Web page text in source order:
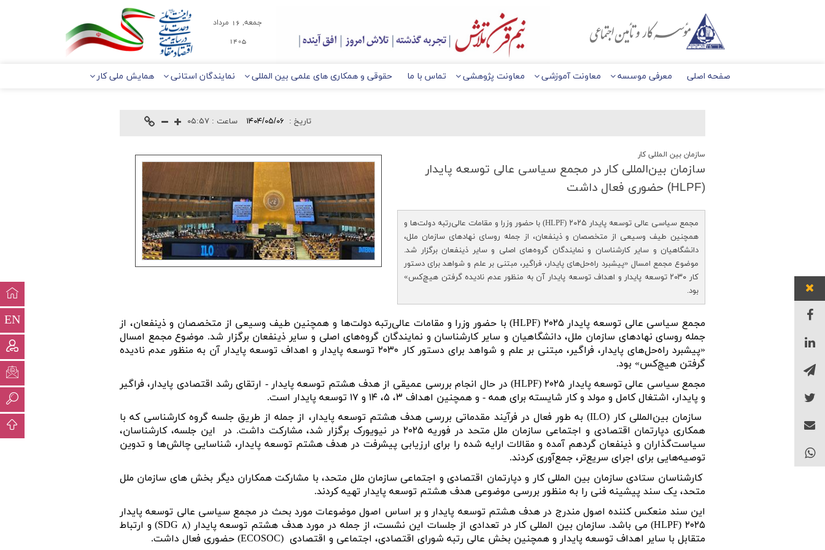
جمعه, 16 مرداد
1405
صفحه اصلی معرفی موسسه معاونت آموزشي معاونت پژوهشي تماس با ما حقوقی و همکاری های علمی بین المللی نمایندگان استانی همایش ملی کار
EN
ساعت : ۰۵:۵۷ تاريخ : ۱۴۰۴/۰۵/۰۶
سازمان بین المللی کار
سازمان بین‌المللی كار در مجمع سیاسی عالی توسعه پایدار
(HLPF) حضوری فعال داشت
مجمع سیاسی عالی توسعه پایدار ۲۰۲۵ (HLPF) با حضور وزرا و مقامات عالی‌رتبه دولت‌ها و
همچنین طیف وسیعی از متخصصان و ذینفعان، از جمله روسای نهادهای سازمان ملل،
دانشگاهیان و سایر کارشناسان و نمایندگان گروه‌های اصلی و سایر ذینفعان برگزار شد.
موضوع مجمع امسال «پیشبرد راه‌حل‌های پایدار، فراگیر، مبتنی بر علم و شواهد برای دستور
کار ۲۰۳۰ توسعه پایدار و اهداف توسعه پایدار آن به منظور عدم نادیده گرفتن هیچ‌کس»
بود.
مجمع سیاسی عالی توسعه پایدار ۲۰۲۵ (HLPF) با
حضور وزرا و مقامات عالی‌رتبه دولت‌ها و همچنین طیف وسیعی از متخصصان و ذینفعان، از
جمله روسای نهادهای سازمان ملل، دانشگاهیان و سایر کارشناسان و نمایندگان گروه‌های اصلی و سایر ذینفعان برگزار شد. موضوع مجمع امسال
«پیشبرد راه‌حل‌های پایدار، فراگیر، مبتنی بر علم و شواهد برای دستور کار ۲۰۳۰ توسعه پایدار و اهداف توسعه پایدار آن به منظور عدم نادیده
گرفتن هیچ‌کس» بود.
مجمع سیاسی عالی توسعه پایدار ۲۰۲۵
(HLPF)
در حال انجام بررسی عمیقی از هدف هشتم توسعه پایدار - ارتقای رشد اقتصادی پایدار، فراگیر
و پایدار، اشتغال کامل و مولد و کار شایسته برای همه - و همچنین اهداف ۳، ۵، ۱۴ و ۱۷ توسعه پایدار است
.
سازمان بین‌المللی کار (ILO)
به طور فعال در فرآیند مقدماتی بررسی هدف هشتم توسعه پایدار، از جمله از طریق جلسه گروه کارشناسی که با
همکاری دپارتمان اقتصادی و اجتماعی سازمان ملل متحد در فوریه ۲۰۲۵ در نیویورک برگزار شد، مشارکت داشت. در
این جلسه، کارشناسان،
سیاست‌گذاران و ذینفعان گردهم آمده و مقالات ارایه شده را برای ارزیابی پیشرفت در هدف هشتم توسعه پایدار، شناسایی چالش‌ها و تدوین
توصیه‌هایی برای اجرای سریع‌تر، جمع‌آوری کردند.
کارشناسان ستادی سازمان بین المللی کار و دپارتمان اقتصادی و اجتماعی سازمان ملل متحد، با مشارکت همکاران دیگر بخش های سازمان ملل
متحد، یک سند پیشینه فنی را به منظور بررسی موضوعی هدف هشتم توسعه پایدار تهیه کردند.
این سند منعکس کننده اصول مندرج در هدف هشتم توسعه پایدار و بر اساس اصول موضوعات مورد بحث در مجمع سیاسی عالی توسعه پایدار
۲۰۲۵ (HLPF) می باشد. سازمان بین المللی کار در تعدادی از جلسات این نشست، از جمله در مورد هدف هشتم توسعه پایدار (SDG 8)
و ارتباط
متقابل با سایر اهداف توسعه پایدار و همچنین بخش عالی رتبه شورای اقتصادی، اجتماعی و اقتصادی (ECOSOC) حضوری فعال داشت.